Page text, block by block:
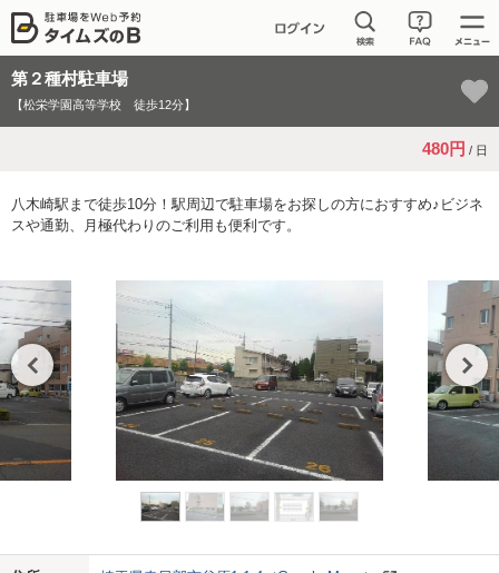
第２種村駐車場
【松栄学園高等学校 徒歩12分】
480円 / 日
八木崎駅まで徒歩10分！駅周辺で駐車場をお探しの方におすすめ♪ビジネ
スや通勤、月極代わりのご利用も便利です。
Previo